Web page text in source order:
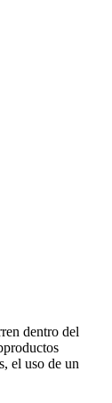
dentro del
el uso de un